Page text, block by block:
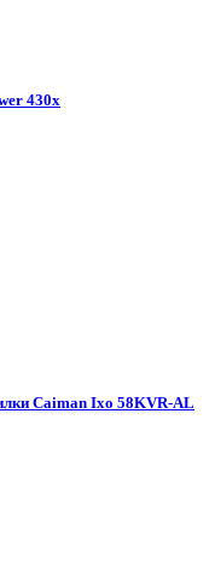
430х
Caiman Ixo 58KVR-AL